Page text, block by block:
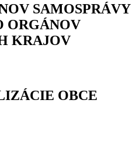
SAMOSPRÁVY
ORGÁNOV
KRAJOV
OBCE